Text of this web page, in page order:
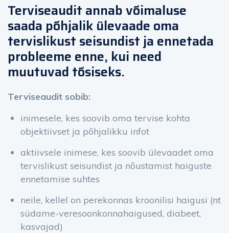
Terviseaudit annab võimaluse
saada põhjalik ülevaade oma
tervislikust seisundist ja ennetada
probleeme enne, kui need
muutuvad tõsiseks.
Terviseaudit sobib:
inimesele, kes soovib oma tervise kohta
objektiivset ja põhjalikku infot
aktiivsele inimese, kes soovib ülevaadet oma
tervislikust seisundist ja nõustamist haiguste
ennetamise suhtes
neile, kellel on perekonnas kroonilisi haigusi (nt
südame-veresoonkonnahaigused, diabeet,
kasvajad)